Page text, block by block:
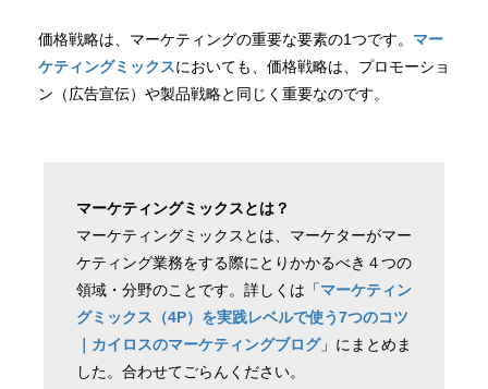
価格戦略は、マーケティングの重要な要素の1つです。 マー
ケティングミックスにおいても、価格戦略は、プロモーショ
ン（広告宣伝）や製品戦略と同じく重要なのです。
マーケティングミックスとは？
マーケティングミックスとは、マーケターがマー
ケティング業務をする際にとりかかるべき４つの
領域・分野のことです。詳しくは「マーケティン
グミックス（4P）を実践レベルで使う7つのコツ
｜カイロスのマーケティングブログ」にまとめま
した。合わせてごらんください。